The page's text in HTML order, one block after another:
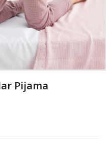
Pijama